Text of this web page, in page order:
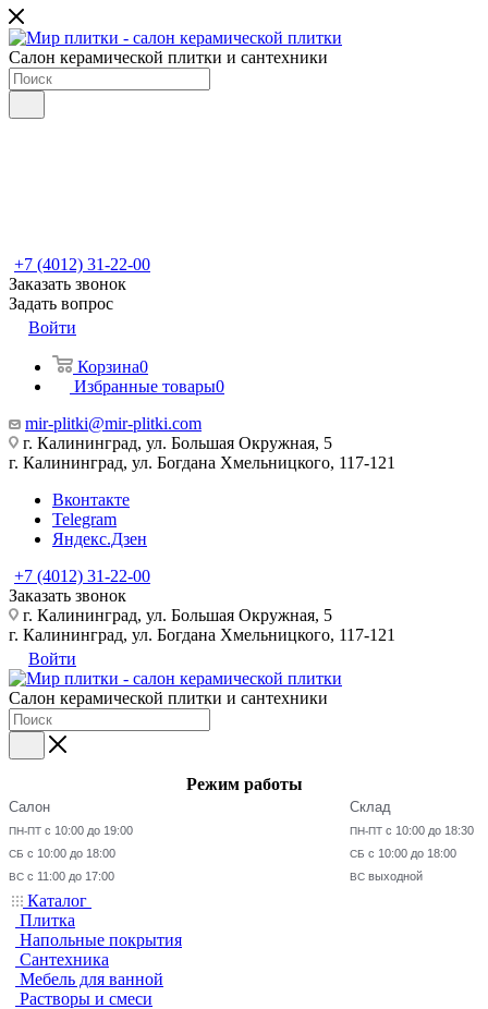
Салон керамической плитки и сантехники
+7 (4012) 31-22-00
Заказать звонок
Задать вопрос
Войти
Корзина0
Избранные товары0
mir-plitki@mir-plitki.com
г. Калининград, ул. Большая Окружная, 5
г. Калининград, ул. Богдана Хмельницкого, 117-121
Вконтакте
Telegram
Яндекс.Дзен
+7 (4012) 31-22-00
Заказать звонок
г. Калининград, ул. Большая Окружная, 5
г. Калининград, ул. Богдана Хмельницкого, 117-121
Войти
Салон керамической плитки и сантехники
Режим работы
Салон
ПН-ПТ с 10:00 до 19:00
СБ с 10:00 до 18:00
ВС с 11:00 до 17:00
Склад
ПН-ПТ с 10:00 до 18:30
СБ с 10:00 до 18:00
ВС выходной
Каталог
Плитка
Напольные покрытия
Сантехника
Мебель для ванной
Растворы и смеси